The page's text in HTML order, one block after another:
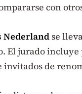
con
Nederland se
El jurado
invitados de